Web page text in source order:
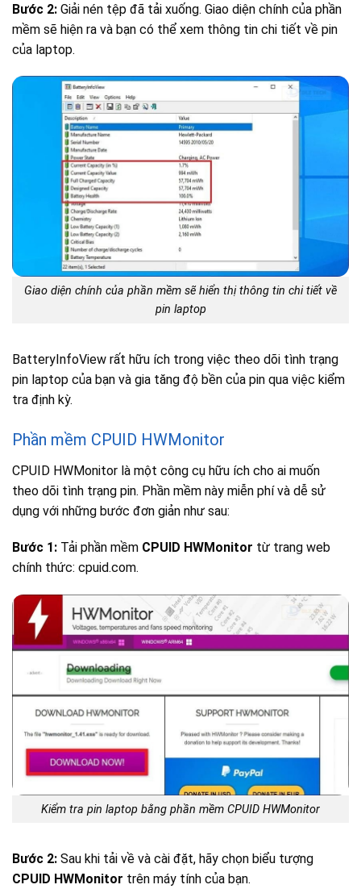
Bước 2: Giải nén tệp đã tải xuống. Giao diện chính của phần
mềm sẽ hiện ra và bạn có thể xem thông tin chi tiết về pin
của laptop.
Giao diện chính của phần mềm sẽ hiển thị thông tin chi tiết về
pin laptop
BatteryInfoView rất hữu ích trong việc theo dõi tình trạng
pin laptop của bạn và gia tăng độ bền của pin qua việc kiểm
tra định kỳ.
Phần mềm CPUID HWMonitor
CPUID HWMonitor là một công cụ hữu ích cho ai muốn
theo dõi tình trạng pin. Phần mềm này miễn phí và dễ sử
dụng với những bước đơn giản như sau:
Bước 1: Tải phần mềm CPUID HWMonitor từ trang web
chính thức: cpuid.com.
Kiểm tra pin laptop bằng phần mềm CPUID HWMonitor
Bước 2: Sau khi tải về và cài đặt, hãy chọn biểu tượng
CPUID HWMonitor trên máy tính của bạn.